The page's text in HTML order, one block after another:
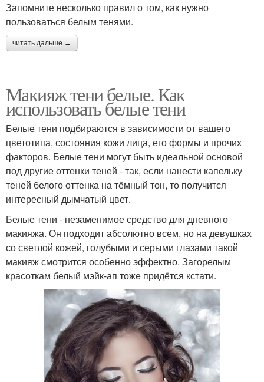
Запомните несколько правил о том, как нужно
пользоваться белым тенями.
читать дальше →
Макияж тени белые. Как
использовать белые тени
Белые тени подбираются в зависимости от вашего
цветотипа, состояния кожи лица, его формы и прочих
факторов. Белые тени могут быть идеальной основой
под другие оттенки теней - так, если нанести капельку
теней белого оттенка на тёмный тон, то получится
интересный дымчатый цвет.
Белые тени - незаменимое средство для дневного
макияжа. Он подходит абсолютно всем, но на девушках
со светлой кожей, голубыми и серыми глазами такой
макияж смотрится особенно эффектно. Загорелым
красоткам белый мэйк-ап тоже придётся кстати.